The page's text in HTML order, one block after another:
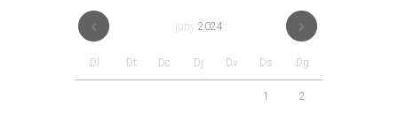
juny 2024
Dl Dt Dc Dj Dv Ds Dg
1 2